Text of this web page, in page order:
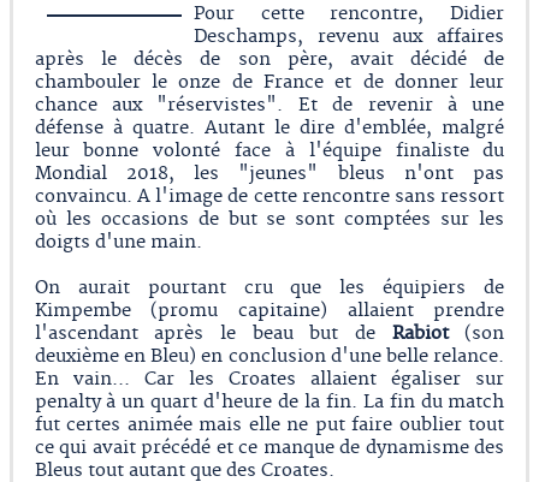
Pour cette rencontre, Didier
Deschamps, revenu aux affaires
après le décès de son père, avait décidé de
chambouler le onze de France et de donner leur
chance aux "réservistes". Et de revenir à une
défense à quatre. Autant le dire d'emblée, malgré
leur bonne volonté face à l'équipe finaliste du
Mondial 2018, les "jeunes" bleus n'ont pas
convaincu. A l'image de cette rencontre sans ressort
où les occasions de but se sont comptées sur les
doigts d'une main.
On aurait pourtant cru que les équipiers de
Kimpembe (promu capitaine) allaient prendre
l'ascendant après le beau but de Rabiot(son
deuxième en Bleu) en conclusion d'une belle relance.
En vain... Car les Croates allaient égaliser sur
penalty à un quart d'heure de la fin. La fin du match
fut certes animée mais elle ne put faire oublier tout
ce qui avait précédé et ce manque de dynamisme des
Bleus tout autant que des Croates.